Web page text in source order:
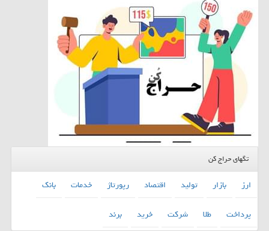
تگهای حراج کن
ارز بازار تولید اقتصاد رپورتاژ خدمات
بانك
پرداخت
طلا شركت خرید برند